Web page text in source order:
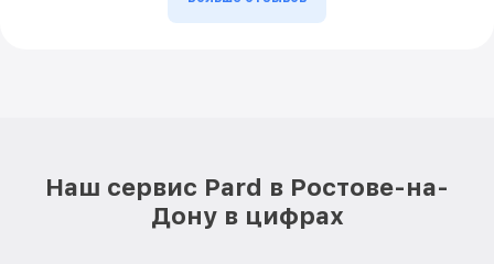
Наш сервис Pard в Ростове-на-
Дону в цифрах